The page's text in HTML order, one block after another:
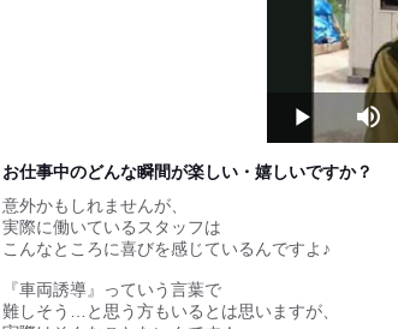
Play Mute
お仕事中のどんな瞬間が楽しい・嬉しいですか？
意外かもしれませんが、
実際に働いているスタッフは
こんなところに喜びを感じているんですよ♪
『車両誘導』っていう言葉で
難しそう…と思う方もいるとは思いますが、